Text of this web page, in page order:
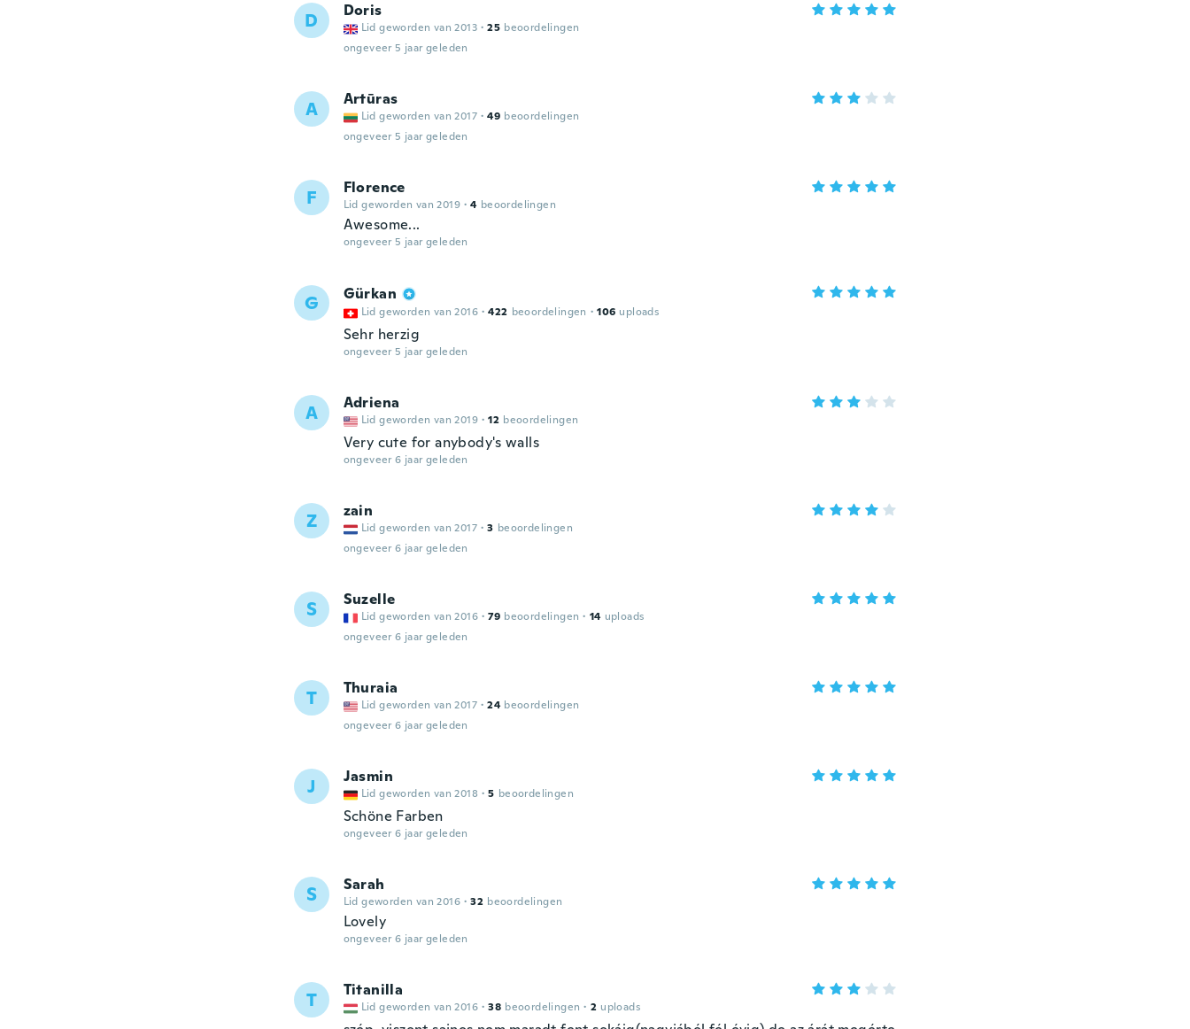
D Doris
Lid geworden van 2013 · 25 beoordelingen
ongeveer 5 jaar geleden
A Artūras
Lid geworden van 2017 · 49 beoordelingen
ongeveer 5 jaar geleden
F Florence
Lid geworden van 2019 · 4 beoordelingen
Awesome...
ongeveer 5 jaar geleden
G Gürkan
Lid geworden van 2016 · 422 beoordelingen · 106 uploads
Sehr herzig
ongeveer 5 jaar geleden
A Adriena
Lid geworden van 2019 · 12 beoordelingen
Very cute for anybody's walls
ongeveer 6 jaar geleden
Z zain
Lid geworden van 2017 · 3 beoordelingen
ongeveer 6 jaar geleden
S Suzelle
Lid geworden van 2016 · 79 beoordelingen · 14 uploads
ongeveer 6 jaar geleden
T Thuraia
Lid geworden van 2017 · 24 beoordelingen
ongeveer 6 jaar geleden
J Jasmin
Lid geworden van 2018 · 5 beoordelingen
Schöne Farben
ongeveer 6 jaar geleden
S Sarah
Lid geworden van 2016 · 32 beoordelingen
Lovely
ongeveer 6 jaar geleden
T Titanilla
Lid geworden van 2016 · 38 beoordelingen · 2 uploads